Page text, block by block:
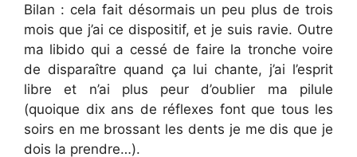
Bilan : cela fait désormais un peu plus de trois
mois que j’ai ce dispositif, et je suis ravie. Outre
ma libido qui a cessé de faire la tronche voire
de disparaître quand ça lui chante, j’ai l’esprit
libre et n’ai plus peur d’oublier ma pilule
(quoique dix ans de réflexes font que tous les
soirs en me brossant les dents je me dis que je
dois la prendre…).